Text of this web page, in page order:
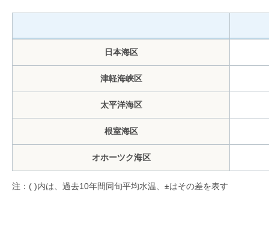
日本海区
津軽海峡区
太平洋海区
根室海区
オホーツク海区
注：( )内は、過去10年間同旬平均水温、±はその差を表す